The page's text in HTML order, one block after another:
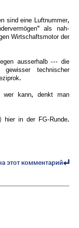
sind eine Luftnummer,
als nah-
Wirtschaftsmotor der
ausserhalb --- die
technischer
wer kann, denkt man
hier in der FG-Runde.
этот комментарий